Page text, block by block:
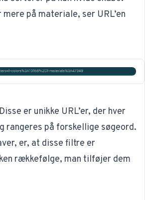
på materiale, ser URL’en
er unikke URL’er, der hver
rangeres på forskellige søgeord.
er, at disse filtre er
rækkefølge, man tilføjer dem